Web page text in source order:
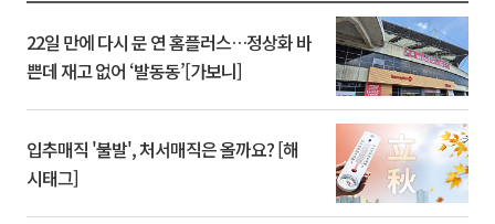
22일 만에 다시 문 연 홈플러스…정상화 바
쁜데 재고 없어 ‘발동동’[가보니]
입추매직 '불발', 처서매직은 올까요? [해
시태그]